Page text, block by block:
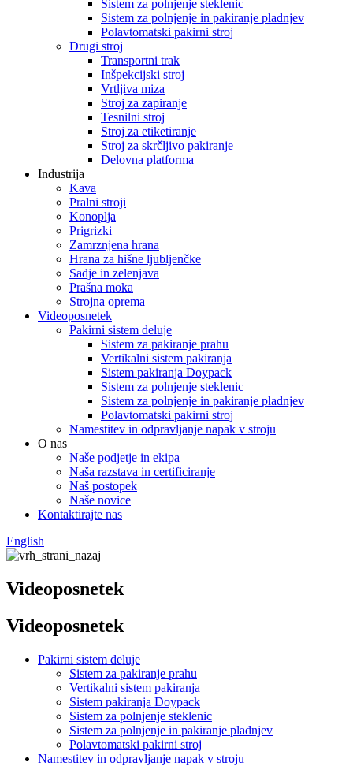
Sistem za polnjenje steklenic
Sistem za polnjenje in pakiranje pladnjev
Polavtomatski pakirni stroj
Drugi stroj
Transportni trak
Inšpekcijski stroj
Vrtljiva miza
Stroj za zapiranje
Tesnilni stroj
Stroj za etiketiranje
Stroj za skrčljivo pakiranje
Delovna platforma
Industrija
Kava
Pralni stroji
Konoplja
Prigrizki
Zamrznjena hrana
Hrana za hišne ljubljenčke
Sadje in zelenjava
Prašna moka
Strojna oprema
Videoposnetek
Pakirni sistem deluje
Sistem za pakiranje prahu
Vertikalni sistem pakiranja
Sistem pakiranja Doypack
Sistem za polnjenje steklenic
Sistem za polnjenje in pakiranje pladnjev
Polavtomatski pakirni stroj
Namestitev in odpravljanje napak v stroju
O nas
Naše podjetje in ekipa
Naša razstava in certificiranje
Naš postopek
Naše novice
Kontaktirajte nas
English
Videoposnetek
Videoposnetek
Pakirni sistem deluje
Sistem za pakiranje prahu
Vertikalni sistem pakiranja
Sistem pakiranja Doypack
Sistem za polnjenje steklenic
Sistem za polnjenje in pakiranje pladnjev
Polavtomatski pakirni stroj
Namestitev in odpravljanje napak v stroju